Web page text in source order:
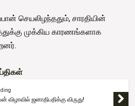
செயலிழந்ததும், சாரதியின்
முக்கிய காரணங்களாக
விழாவில் ஜனாதிபதிக்கு விருது!